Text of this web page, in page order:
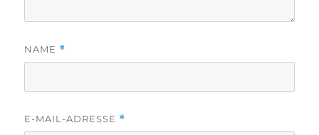
NAME *
E-MAIL-ADRESSE *